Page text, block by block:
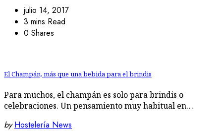
julio 14, 2017
3 mins Read
0 Shares
El Champán, más que una bebida para el brindis
Para muchos, el champán es solo para brindis o
celebraciones. Un pensamiento muy habitual en…
by Hostelería News